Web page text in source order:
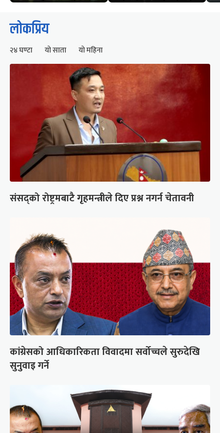
लोकप्रिय
२४ घण्टा यो साता यो महिना
संसद्को रोष्ट्रमबाटै गृहमन्त्रीले दिए प्रश्न नगर्न चेतावनी
कांग्रेसको आधिकारिकता विवादमा सर्वोच्चले सुरुदेखि
सुनुवाइ गर्ने